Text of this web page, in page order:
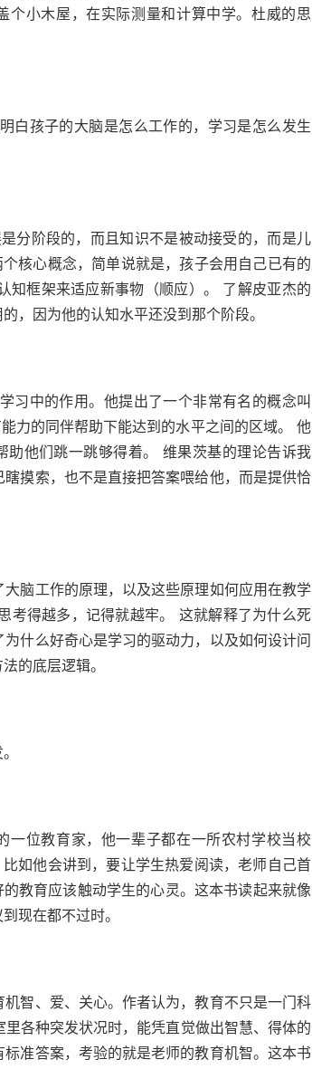
小木屋，在实际测量和计算中学。杜威的思
白孩子的大脑是怎么工作的，学习是怎么发生
分阶段的，而且知识不是被动接受的，而是儿
核心概念，简单说就是，孩子会用自己已有的
知框架来适应新事物（顺应）。 了解皮亚杰的
，因为他的认知水平还没到那个阶段。
习中的作用。他提出了一个非常有名的概念叫
力的同伴帮助下能达到的水平之间的区域。 他
助他们跳一跳够得着。 维果茨基的理论告诉我
摸索，也不是直接把答案喂给他，而是提供恰
脑工作的原理，以及这些原理如何应用在教学
考得越多，记得就越牢。 这就解释了为什么死
什么好奇心是学习的驱动力，以及如何设计问
的底层逻辑。
位教育家，他一辈子都在一所农村学校当校
如他会讲到，要让学生热爱阅读，老师自己首
教育应该触动学生的心灵。这本书读起来就像
现在都不过时。
智、爱、关心。作者认为，教育不只是一门科
各种突发状况时，能凭直觉做出智慧、得体的
准答案，考验的就是老师的教育机智。这本书